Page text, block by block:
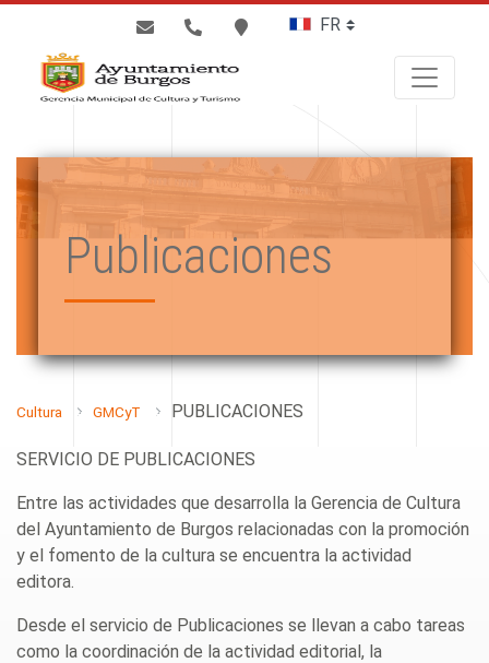
Publicaciones
Cultura GMCyT PUBLICACIONES
SERVICIO DE PUBLICACIONES
Entre las actividades que desarrolla la Gerencia de Cultura
del Ayuntamiento de Burgos relacionadas con la promoción
y el fomento de la cultura se encuentra la actividad
editora.
Desde el servicio de Publicaciones se llevan a cabo tareas
como la coordinación de la actividad editorial, la